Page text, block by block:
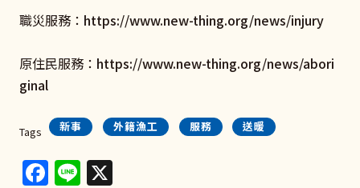
職災服務： https://www.new-thing.org/news/injury
原住民服務： https://www.new-thing.org/news/abori
ginal
Tags 新事 外籍漁工 服務 送暖
Facebook
Line